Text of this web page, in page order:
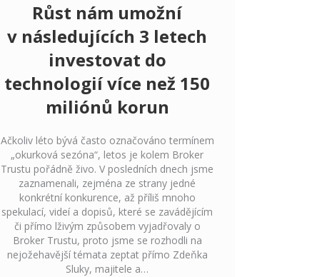
Růst nám umožní
v následujících 3 letech
investovat do
technologií více než 150
miliónů korun
Ačkoliv léto bývá často označováno termínem
„okurková sezóna“, letos je kolem Broker
Trustu pořádně živo. V posledních dnech jsme
zaznamenali, zejména ze strany jedné
konkrétní konkurence, až příliš mnoho
spekulací, videí a dopisů, které se zavádějícím
či přímo lživým způsobem vyjadřovaly o
Broker Trustu, proto jsme se rozhodli na
nejožehavější témata zeptat přímo Zdeňka
Sluky, majitele a…